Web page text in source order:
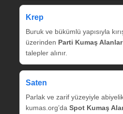
Krep
Buruk ve bükümlü yapısıyla
üzerinden Parti Kumaş Alanlar
talepler alınır.
Saten
Parlak ve zarif yüzeyiyle
kumas.org’da Spot Kumaş